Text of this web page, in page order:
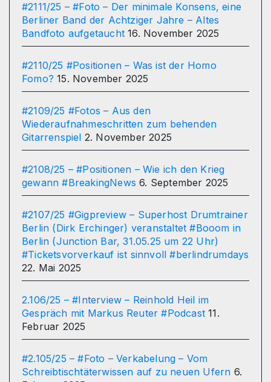
#2111/25 – #Foto – Der minimale Konsens, eine
Berliner Band der Achtziger Jahre – Altes
Bandfoto aufgetaucht 16. November 2025
#2110/25 #Positionen – Was ist der Homo
Fomo? 15. November 2025
#2109/25 #Fotos – Aus den
Wiederaufnahmeschritten zum behenden
Gitarrenspiel 2. November 2025
#2108/25 – #Positionen – Wie ich den Krieg
gewann #BreakingNews 6. September 2025
#2107/25 #Gigpreview – Superhost Drumtrainer
Berlin (Dirk Erchinger) veranstaltet #Booom in
Berlin (Junction Bar, 31.05.25 um 22 Uhr)
#Ticketsvorverkauf ist sinnvoll #berlindrumdays
22. Mai 2025
2.106/25 – #Interview – Reinhold Heil im
Gespräch mit Markus Reuter #Podcast 11.
Februar 2025
#2.105/25 – #Foto – Verkabelung – Vom
Schreibtischtäterwissen auf zu neuen Ufern 6.